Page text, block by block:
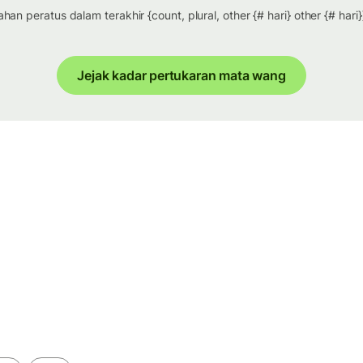
peratus dalam terakhir {count, plural, other {# hari} other {#
Jejak kadar pertukaran mata wang